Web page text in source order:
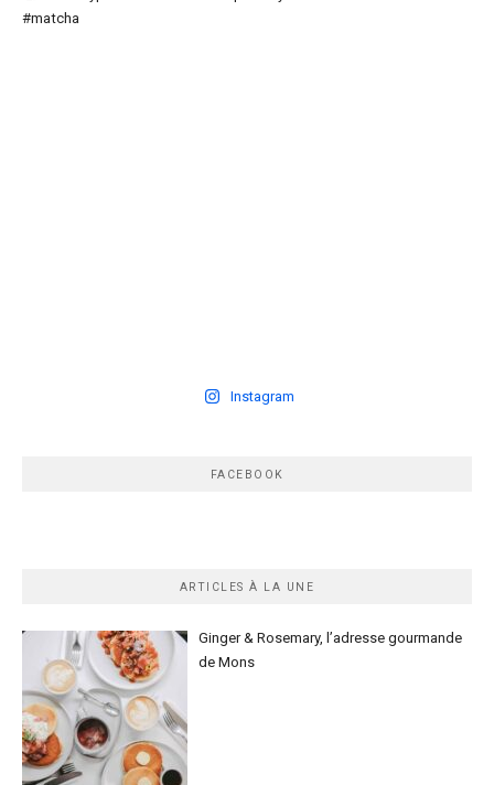
Instagram
FACEBOOK
ARTICLES À LA UNE
Ginger & Rosemary, l’adresse gourmande
de Mons